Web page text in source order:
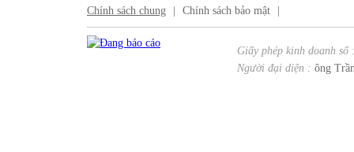
Chính sách chung Chính sách bảo mật
Giấy phép kinh doanh số
Người đại diện : ông